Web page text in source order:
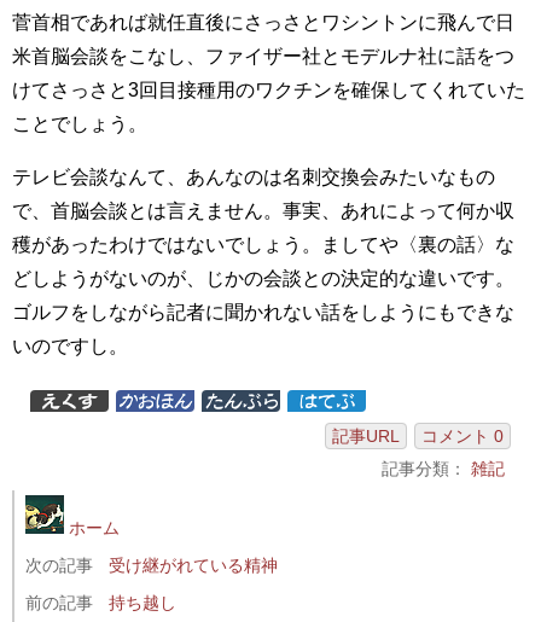
菅首相であれば就任直後にさっさとワシントンに飛んで日
米首脳会談をこなし、ファイザー社とモデルナ社に話をつ
けてさっさと3回目接種用のワクチンを確保してくれていた
ことでしょう。
テレビ会談なんて、あんなのは名刺交換会みたいなもの
で、首脳会談とは言えません。事実、あれによって何か収
穫があったわけではないでしょう。ましてや〈裏の話〉な
どしようがないのが、じかの会談との決定的な違いです。
ゴルフをしながら記者に聞かれない話をしようにもできな
いのですし。
記事URL
コメント 0
記事分類： 雑記
ホーム
次の記事
受け継がれている精神
前の記事
持ち越し